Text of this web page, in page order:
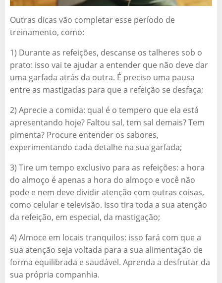
Outras dicas vão completar esse período de
treinamento, como:
1) Durante as refeições, descanse os talheres sob o
prato: isso vai te ajudar a entender que não deve dar
uma garfada atrás da outra. É preciso uma pausa
entre as mastigadas para que a refeição se desfaça;
2) Aprecie a comida: qual é o tempero que ela está
apresentando hoje? Faltou sal, tem sal demais? Tem
pimenta? Procure entender os sabores,
experimentando cada detalhe na sua garfada;
3) Tire um tempo exclusivo para as refeições: a hora
do almoço é apenas a hora do almoço e você não
pode e nem deve dividir atenção com outras coisas,
como celular e televisão. Isso tira toda a sua atenção
da refeição, em especial, da mastigação;
4) Almoce em locais tranquilos: isso fará com que a
sua atenção seja voltada para a sua alimentação de
forma equilibrada e saudável. Aprenda a desfrutar da
sua própria companhia.